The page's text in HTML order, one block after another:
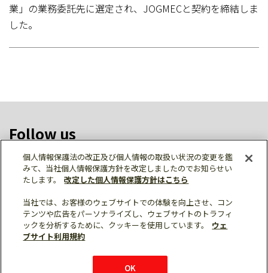
業」の業務委託先に選定され、JOGMECと契約を締結しま
した。
Follow us
ソーシャルメディア公式アカウント一覧
個人情報保護 利用規約
© Mitsubishi Electric Corporation
個人情報保護法の改正及び個人情報の取扱い状況の変更を鑑
みて、当社個人情報保護方針を改定しましたのでお知らせい
たします。
改定した個人情報保護方針はこちら
当社では、お客様のウェブサイトでの体験を向上させ、コン
テンツや広告をパーソナライズし、ウェブサイトのトラフィ
ックを分析するために、クッキーを使用しています。
ウェ
ブサイト利用規約
OK